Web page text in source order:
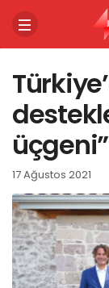
üçgeni”
17 Ağustos 2021